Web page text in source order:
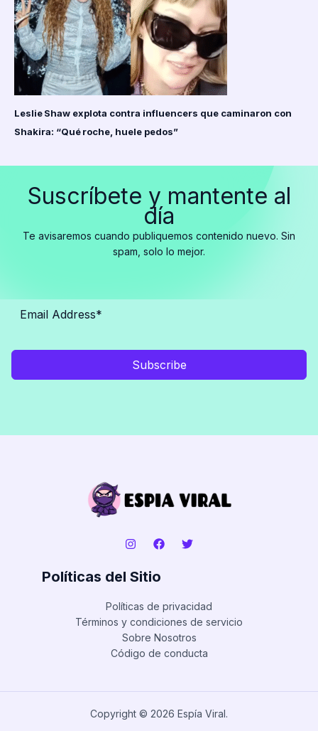
Leslie Shaw explota contra influencers que caminaron con
Shakira: “Qué roche, huele pedos”
Suscríbete y mantente al
día
Te avisaremos cuando publiquemos contenido nuevo. Sin
spam, solo lo mejor.
Subscribe
Políticas del Sitio
Políticas de privacidad
Términos y condiciones de servicio
Sobre Nosotros
Código de conducta
Copyright © 2026 Espía Viral.